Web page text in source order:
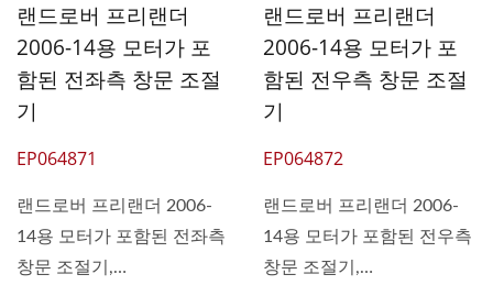
랜드로버 프리랜더
2006-14용 모터가 포
함된 전좌측 창문 조절
기
EP064871
랜드로버 프리랜더 2006-
14용 모터가 포함된 전좌측
창문 조절기,
랜드로버 프리랜더
2006-14용 모터가 포
함된 전우측 창문 조절
기
EP064872
랜드로버 프리랜더 2006-
14용 모터가 포함된 전우측
창문 조절기,